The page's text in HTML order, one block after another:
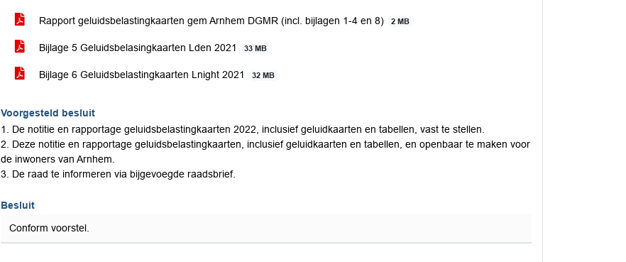
Rapport geluidsbelastingkaarten gem Arnhem DGMR (incl. bijlagen 1-4 en 8) 2 MB
Bijlage 5 Geluidsbelasingkaarten Lden 2021 33 MB
Bijlage 6 Geluidsbelastingkaarten Lnight 2021 32 MB
Voorgesteld besluit
1. De notitie en rapportage geluidsbelastingkaarten 2022, inclusief geluidkaarten en tabellen, vast te stellen.
2. Deze notitie en rapportage geluidsbelastingkaarten, inclusief geluidkaarten en tabellen, en openbaar te maken voor
de inwoners van Arnhem.
3. De raad te informeren via bijgevoegde raadsbrief.
Besluit
Conform voorstel.